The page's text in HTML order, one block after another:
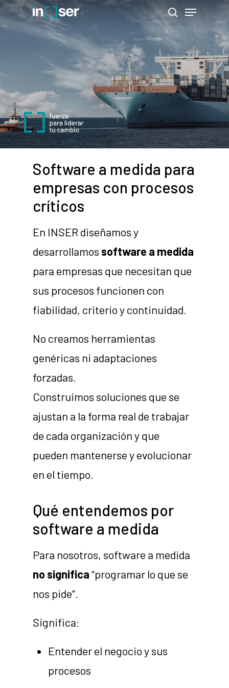
Skip
to
search
Menu
Software a medida para
empresas con procesos
críticos
En INSER diseñamos y
desarrollamos software a medida
para empresas que necesitan que
sus procesos funcionen con
fiabilidad, criterio y continuidad.
No creamos herramientas
genéricas ni adaptaciones
forzadas.
Construimos soluciones que se
ajustan a la forma real de trabajar
de cada organización y que
pueden mantenerse y evolucionar
en el tiempo.
Qué entendemos por
software a medida
Para nosotros, software a medida
no significa“programar lo que se
nos pide”.
Significa:
Entender el negocio y sus
procesos
Close
Menu